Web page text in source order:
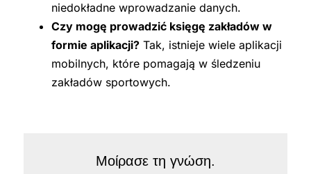
niedokładne wprowadzanie danych.
Czy mogę prowadzić księgę zakładów w
formie aplikacji?Tak, istnieje wiele aplikacji
mobilnych, które pomagają w śledzeniu
zakładów sportowych.
Μοίρασε τη γνώση.